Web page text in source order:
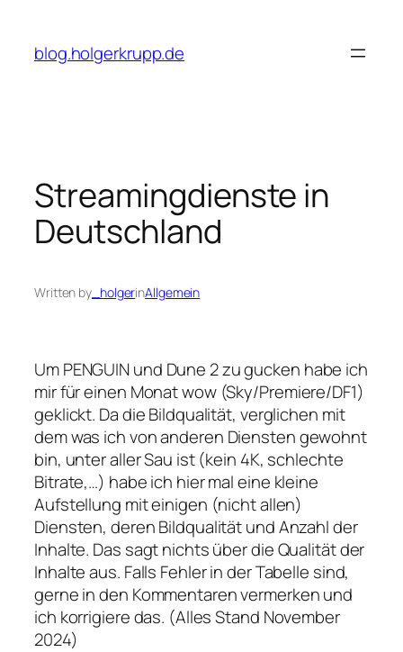
content
blog.holgerkrupp.de
Streamingdienste in
Deutschland
Written by _holgerinAllgemein
Um PENGUIN und Dune 2 zu gucken habe ich
mir für einen Monat wow (Sky/Premiere/DF1)
geklickt. Da die Bildqualität, verglichen mit
dem was ich von anderen Diensten gewohnt
bin, unter aller Sau ist (kein 4K, schlechte
Bitrate,…) habe ich hier mal eine kleine
Aufstellung mit einigen (nicht allen)
Diensten, deren Bildqualität und Anzahl der
Inhalte. Das sagt nichts über die Qualität der
Inhalte aus. Falls Fehler in der Tabelle sind,
gerne in den Kommentaren vermerken und
ich korrigiere das. (Alles Stand November
2024)